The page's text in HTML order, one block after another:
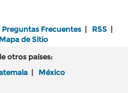
Preguntas Frecuentes | RSS |
Mapa de Sitio
otros países:
| México